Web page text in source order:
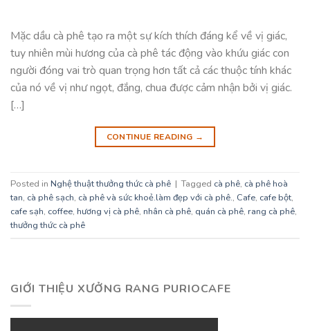
Mặc dầu cà phê tạo ra một sự kích thích đáng kể về vị giác,
tuy nhiên mùi hương của cà phê tác động vào khứu giác con
người đóng vai trò quan trọng hơn tất cả các thuộc tính khác
của nó về vị như ngọt, đắng, chua được cảm nhận bởi vị giác.
[…]
CONTINUE READING →
Posted in Nghệ thuật thưởng thức cà phê | Tagged cà phê, cà phê hoà
tan, cà phê sạch, cà phê và sức khoẻ.làm đẹp với cà phê., Cafe, cafe bột,
cafe sạh, coffee, hương vị cà phê, nhân cà phê, quán cà phê, rang cà phê,
thưởng thức cà phê
GIỚI THIỆU XƯỞNG RANG PURIOCAFE